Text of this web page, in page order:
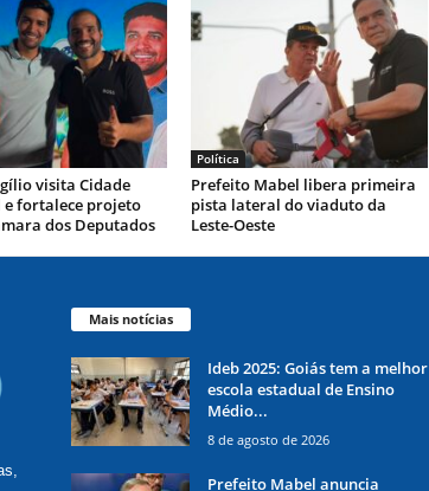
visita Cidade
e fortalece projeto
dos Deputados
Política
Prefeito Mabel libera primeira
pista lateral do viaduto da
Leste-Oeste
Mais notícias
Ideb 2025: Goiás tem a melhor
escola estadual de Ensino
Médio...
8 de agosto de 2026
Prefeito Mabel anuncia